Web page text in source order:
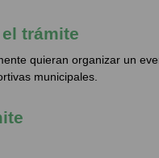
trámite
quieran organizar un
municipales.